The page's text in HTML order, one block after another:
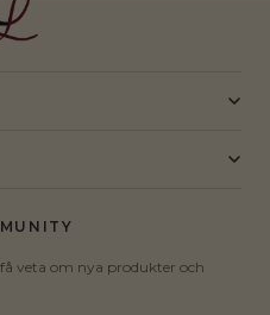
veta om nya produkter och